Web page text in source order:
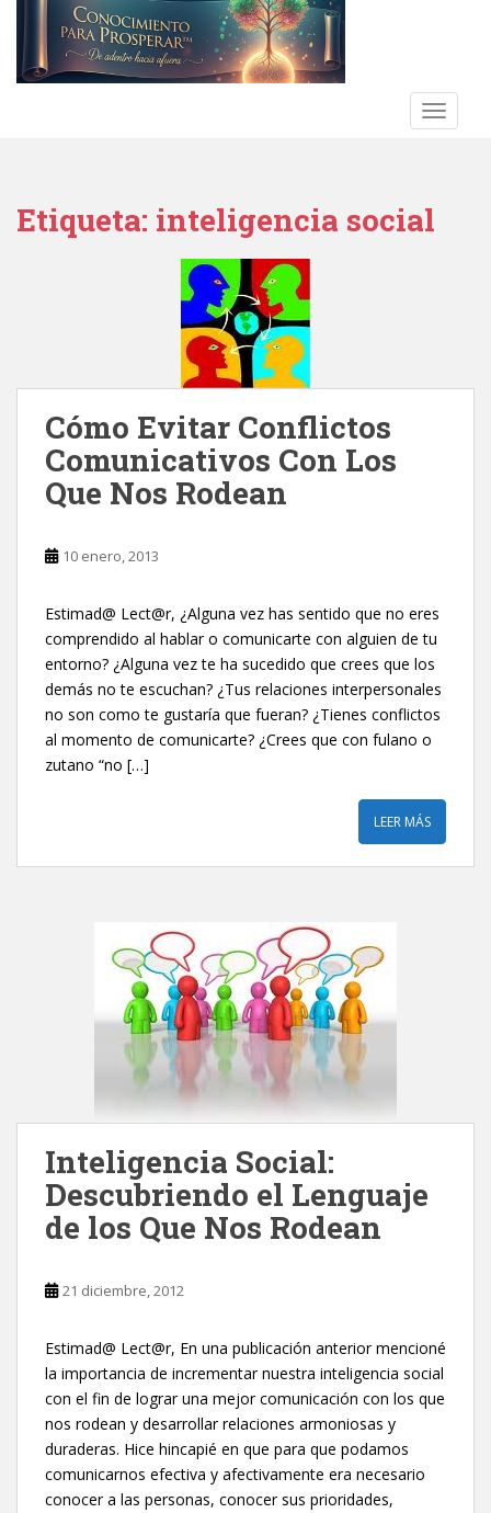
Etiqueta: inteligencia social
Cómo Evitar Conflictos
Comunicativos Con Los
Que Nos Rodean
10 enero, 2013
Estimad@ Lect@r, ¿Alguna vez has sentido que no eres
comprendido al hablar o comunicarte con alguien de tu
entorno? ¿Alguna vez te ha sucedido que crees que los
demás no te escuchan? ¿Tus relaciones interpersonales
no son como te gustaría que fueran? ¿Tienes conflictos
al momento de comunicarte? ¿Crees que con fulano o
zutano “no […]
LEER MÁS
Inteligencia Social:
Descubriendo el Lenguaje
de los Que Nos Rodean
21 diciembre, 2012
Estimad@ Lect@r, En una publicación anterior mencioné
la importancia de incrementar nuestra inteligencia social
con el fin de lograr una mejor comunicación con los que
nos rodean y desarrollar relaciones armoniosas y
duraderas. Hice hincapié en que para que podamos
comunicarnos efectiva y afectivamente era necesario
conocer a las personas, conocer sus prioridades,